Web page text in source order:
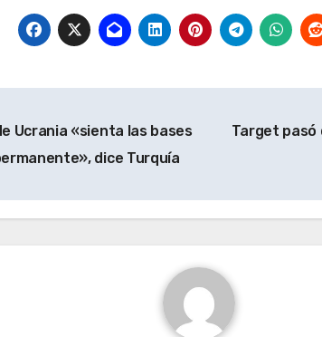
Ucrania «sienta las bases
dice Turquía
Target pasó